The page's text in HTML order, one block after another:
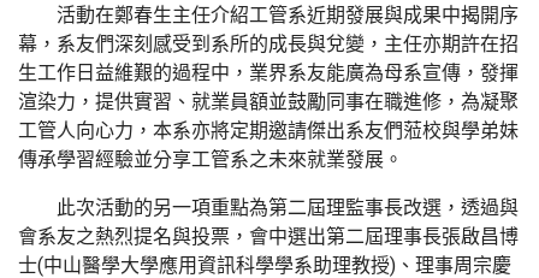
活動在鄭春生主任介紹工管系近期發展與成果中揭開序
幕，系友們深刻感受到系所的成長與兌變，主任亦期許在招
生工作日益維艱的過程中，業界系友能廣為母系宣傳，發揮
渲染力，提供實習、就業員額並鼓勵同事在職進修，為凝聚
工管人向心力，本系亦將定期邀請傑出系友們蒞校與學弟妹
傳承學習經驗並分享工管系之未來就業發展。
此次活動的另一項重點為第二屆理監事長改選，透過與
會系友之熱烈提名與投票，會中選出第二屆理事長張啟昌博
士(中山醫學大學應用資訊科學學系助理教授)、理事周宗慶